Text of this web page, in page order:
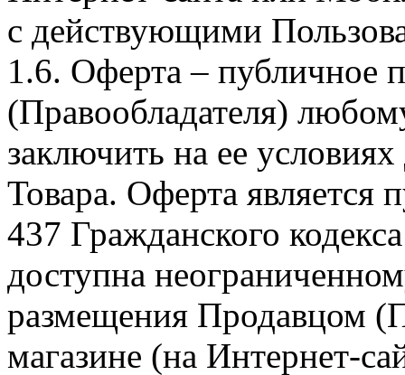
с действующими
1.6. Оферта – публичное
(Правообладателя)
заключить на ее
Товара. Оферта является
437 Гражданского
доступна
размещения Продавцом
магазине (на Интернет-